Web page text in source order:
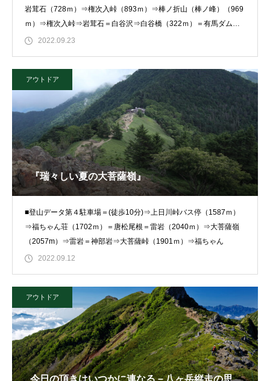
岩茸石（728ｍ）⇒権次入峠（893ｍ）⇒棒ノ折山（棒ノ峰）（969
ｍ）⇒権次入峠⇒岩茸石＝白谷沢⇒白谷橋（322ｍ）＝有馬ダム＝
さ
2022.09.23
アウトドア
『瑞々しい夏の大菩薩嶺』
■登山データ第４駐車場＝(徒歩10分)⇒上日川峠バス停（1587ｍ）
⇒福ちゃん荘（1702ｍ）＝唐松尾根＝雷岩（2040ｍ）⇒大菩薩嶺
（2057m）⇒雷岩＝神部岩⇒大菩薩峠（1901ｍ）⇒福ちゃん
2022.09.12
アウトドア
今日の頂きはいつかに連なる－八ヶ岳縦走の思